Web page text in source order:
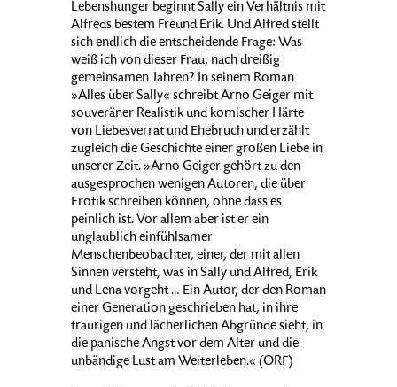
Lebenshunger beginnt Sally ein Verhältnis mit
Alfreds bestem Freund Erik. Und Alfred stellt
sich endlich die entscheidende Frage: Was
weiß ich von dieser Frau, nach dreißig
gemeinsamen Jahren? In seinem Roman
»Alles über Sally« schreibt Arno Geiger mit
souveräner Realistik und komischer Härte
von Liebesverrat und Ehebruch und erzählt
zugleich die Geschichte einer großen Liebe in
unserer Zeit. »Arno Geiger gehört zu den
ausgesprochen wenigen Autoren, die über
Erotik schreiben können, ohne dass es
peinlich ist. Vor allem aber ist er ein
unglaublich einfühlsamer
Menschenbeobachter, einer, der mit allen
Sinnen versteht, was in Sally und Alfred, Erik
und Lena vorgeht … Ein Autor, der den Roman
einer Generation geschrieben hat, in ihre
traurigen und lächerlichen Abgründe sieht, in
die panische Angst vor dem Alter und die
unbändige Lust am Weiterleben.« (ORF)